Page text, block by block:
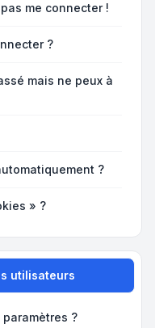
me connecter !
?
mais ne peux à
?
» ?
utilisateurs
?